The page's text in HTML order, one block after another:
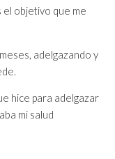
el objetivo que me
adelgazando y
hice para adelgazar
mi salud